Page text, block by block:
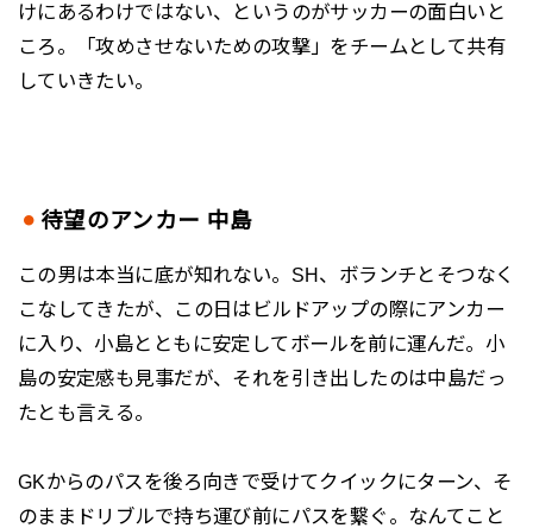
けにあるわけではない、というのがサッカーの面白いと
ころ。「攻めさせないための攻撃」をチームとして共有
していきたい。
待望のアンカー 中島
この男は本当に底が知れない。SH、ボランチとそつなく
こなしてきたが、この日はビルドアップの際にアンカー
に入り、小島とともに安定してボールを前に運んだ。小
島の安定感も見事だが、それを引き出したのは中島だっ
たとも言える。
GKからのパスを後ろ向きで受けてクイックにターン、そ
のままドリブルで持ち運び前にパスを繋ぐ。なんてこと